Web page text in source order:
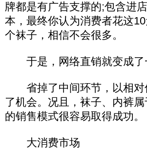
牌都是有广告支撑的;包含进
本，最终你认为消费者花这
个袜子，相信不会很多。
于是，网络直销就变成了
省掉了中间环节，以相对
了机会。况且，袜子、内裤
的销售模式很容易取得成功。
大消费市场